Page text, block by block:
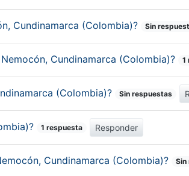
Cundinamarca (Colombia)? Sin
Cundinamarca (Colombia)? 1
(Colombia)? Sin respuestas
1 respuesta Responder
Cundinamarca (Colombia)? Sin